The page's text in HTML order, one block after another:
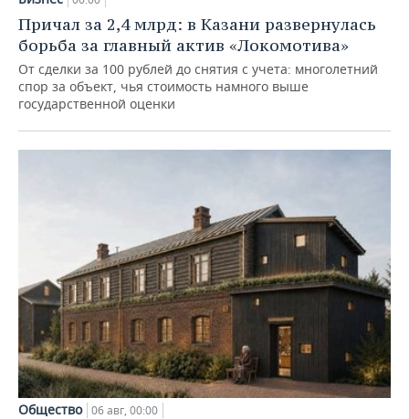
Причал за 2,4 млрд: в Казани развернулась
борьба за главный актив «Локомотива»
От сделки за 100 рублей до снятия с учета: многолетний
спор за объект, чья стоимость намного выше
государственной оценки
Общество 06 авг, 00:00